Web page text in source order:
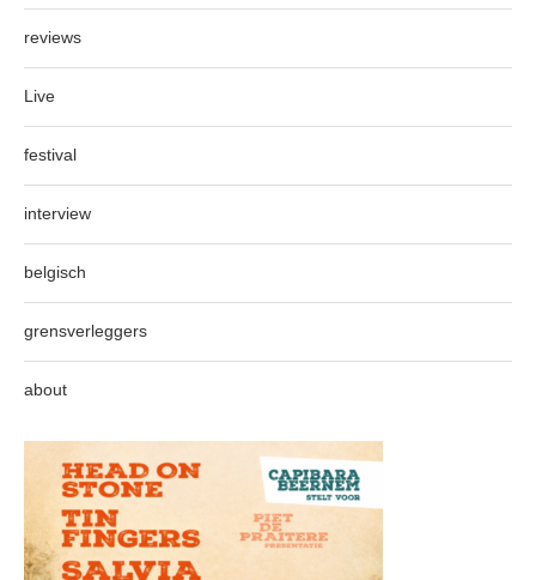
reviews
Live
festival
interview
belgisch
grensverleggers
about